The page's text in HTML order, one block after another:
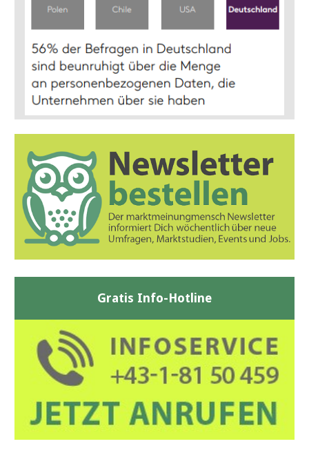
Gratis Info-Hotline